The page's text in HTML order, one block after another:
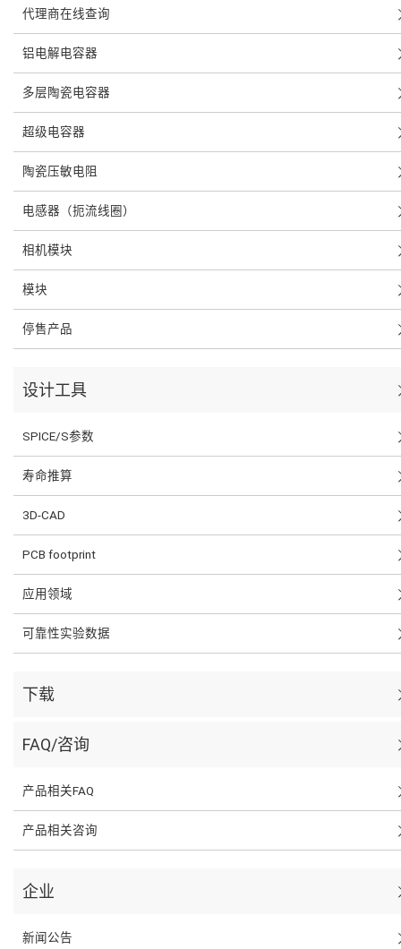
代理商在线查询
铝电解电容器
多层陶瓷电容器
超级电容器
陶瓷压敏电阻
电感器（扼流线圈）
相机模块
模块
停售产品
设计工具
SPICE/S参数
寿命推算
3D-CAD
PCB footprint
应用领域
可靠性实验数据
下载
FAQ/咨询
产品相关FAQ
产品相关咨询
企业
新闻公告